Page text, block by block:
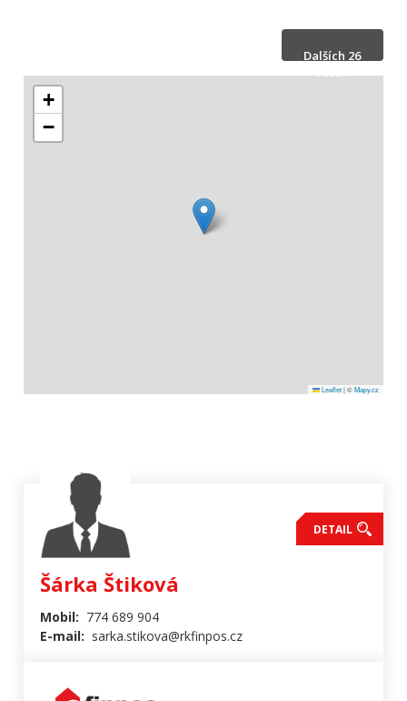
Dalších 26
fotek
+
−
Leaflet |©Mapy.cz
Šárka Štiková
Mobil: 774 689 904
E-mail: sarka.stikova@rkfinpos.cz
DETAIL